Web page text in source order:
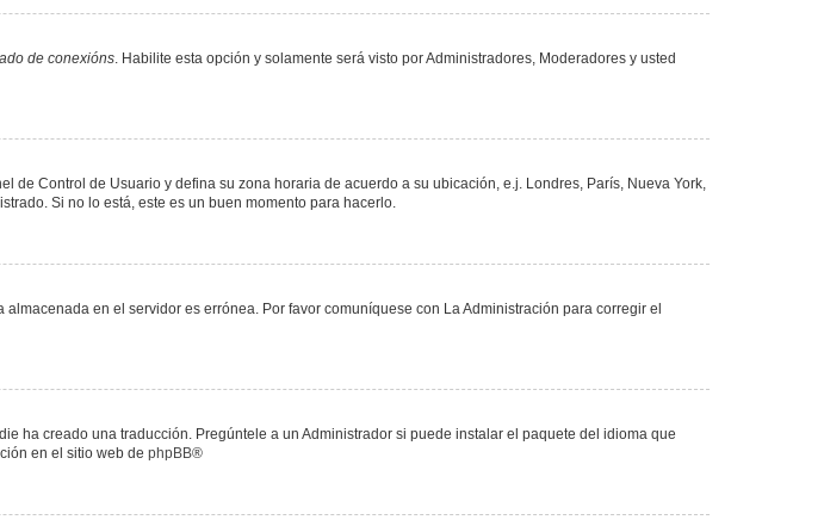
de conexións. Habilite esta opción y solamente será visto por Administradores, Moderadores y usted
Control de Usuario y defina su zona horaria de acuerdo a su ubicación, e.j. Londres, París, Nueva York,
Si no lo está, este es un buen momento para hacerlo.
en el servidor es errónea. Por favor comuníquese con La Administración para corregir el
ha creado una traducción. Pregúntele a un Administrador si puede instalar el paquete del idioma que
en el sitio web de phpBB®